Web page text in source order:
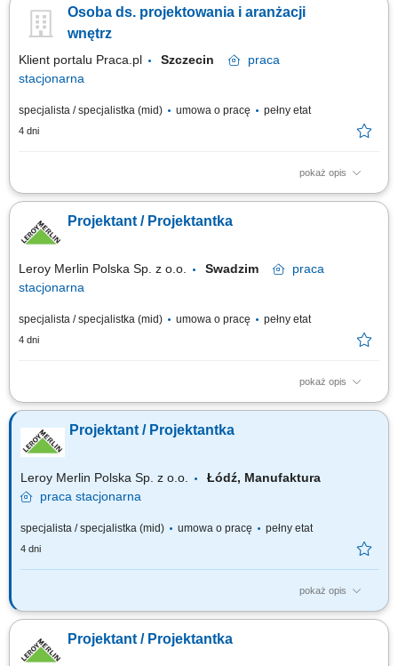
placówek medycznych o różnych profilach działalności; Wykonywanie
projektów oznakowania zewnętrznego i wewnętrznego w programie
Osoba ds. projektowania i aranżacji
wnętrz
Klient portalu Praca.pl Szczecin
praca
stacjonarna
specjalista / specjalistka (mid) umowa o pracę pełny etat
4 dni
pokaż opis
przygotowywanie kompleksowych projektów aranżacji wnętrz zgodnie z
wizualizacji projektowych, opracowywanie ofert cenowych i zestawień
produktowych, doradztwo w zakresie funkcjonalnych i estetycznych
Projektant / Projektantka
Leroy Merlin Polska Sp. z o.o. Swadzim
praca
stacjonarna
specjalista / specjalistka (mid) umowa o pracę pełny etat
4 dni
pokaż opis
Jakie zadania na Ciebie czekają? opracowywanie kompleksowych
indywidualnych potrzeb klienta, uwzględniając parametry techniczne,
ergonomię i trendy; przygotowywanie kosztorysów oraz zamówień;
Projektant / Projektantka
Leroy Merlin Polska Sp. z o.o.
Łódź, Manufaktura
praca stacjonarna
specjalista / specjalistka (mid) umowa o pracę pełny etat
4 dni
pokaż opis
Jakie zadania na Ciebie czekają? opracowywanie kompleksowych
indywidualnych potrzeb klienta, uwzględniając parametry techniczne,
ergonomię i trendy; przygotowywanie kosztorysów oraz zamówień;
Projektant / Projektantka